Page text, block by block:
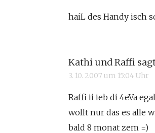
haiL des Handy isch
Kathi und Raffi
3. 10. 2007 um 15:04 Uhr
Raffi ii ieb di 4eVa
wollt nur das es alle
bald 8 monat zem =)